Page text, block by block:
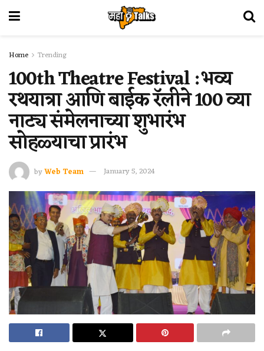
Home Trending
100th Theatre Festival : भव्य
रथयात्रा आणि बाईक रॅलीने 100 व्या
नाट्य संमेलनाच्या शुभारंभ
सोहळ्याचा प्रारंभ
byWeb Team January 5, 2024